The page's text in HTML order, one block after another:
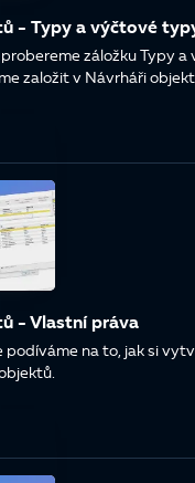
- Typy a výčtové
záložku Typy a
založit v Návrháři
- Vlastní práva
podíváme na to, jak si